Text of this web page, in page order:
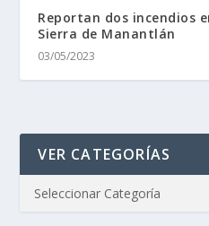
Reportan dos incendios
Sierra de Manantlán
03/05/2023
VER CATEGORÍAS